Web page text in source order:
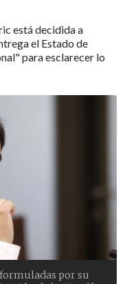
está decidida a
el Estado de
para esclarecer lo
por su